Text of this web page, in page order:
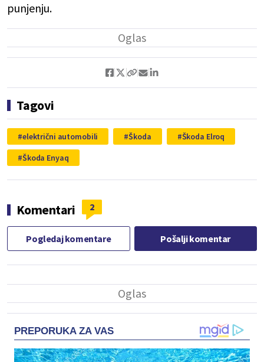
punjenju.
Tagovi
električni automobili Škoda
Škoda Elroq
Škoda Enyaq
Komentari 2
Pogledaj komentare Pošalji komentar
PREPORUKA ZA VAS